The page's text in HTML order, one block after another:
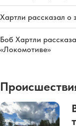
Хартли рассказал о
Боб Хартли
«Локомотиве»